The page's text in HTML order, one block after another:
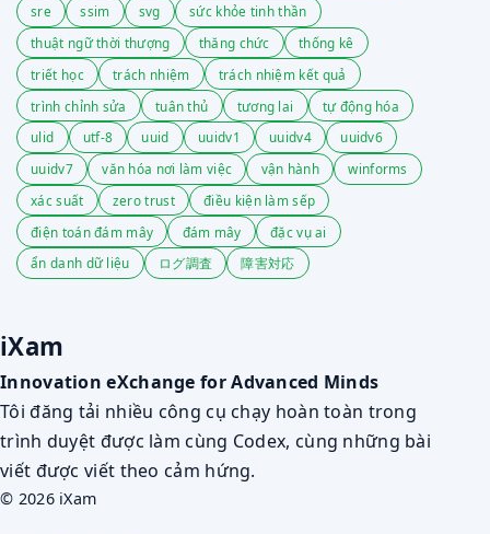
sre
ssim svg
sức khỏe tinh thần
thuật ngữ thời thượng
thăng chức
thống kê
triết học
trách nhiệm
trách nhiệm kết quả
trình chỉnh sửa
tuân thủ tương lai
tự động hóa
ulid
utf-8 uuid uuidv1 uuidv4
uuidv6
uuidv7
văn hóa nơi làm việc vận hành
winforms
xác suất
zero trust
điều kiện làm sếp
điện toán đám mây
đám mây
đặc vụ ai
ẩn danh dữ liệu
ログ調査 障害対応
iXam
Innovation eXchange for Advanced Minds
Tôi đăng tải nhiều công cụ chạy hoàn toàn trong
trình duyệt được làm cùng Codex, cùng những bài
viết được viết theo cảm hứng.
© 2026 iXam